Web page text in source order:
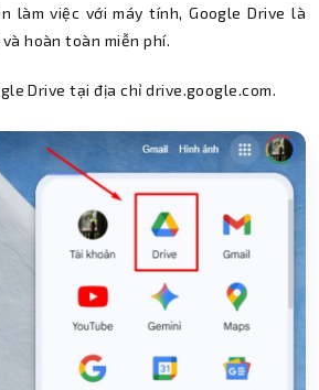
làm việc với máy tính, Google Drive là
và hoàn toàn miễn phí.
Drive tại địa chỉ drive.google.com.